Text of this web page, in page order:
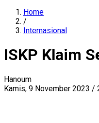
Home
/
Internasional
ISKP Klaim
Hanoum
Kamis, 9 November 2023 /